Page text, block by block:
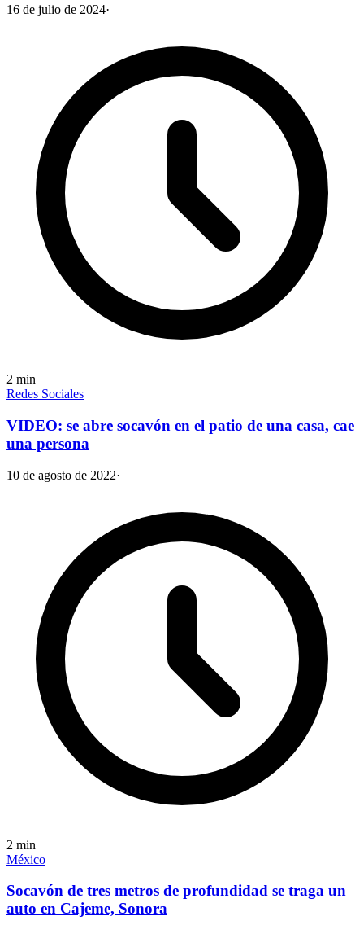
16 de julio de 2024·
2 min
Redes Sociales
VIDEO: se abre socavón en el patio de una casa, cae
una persona
10 de agosto de 2022·
2 min
México
Socavón de tres metros de profundidad se traga un
auto en Cajeme, Sonora